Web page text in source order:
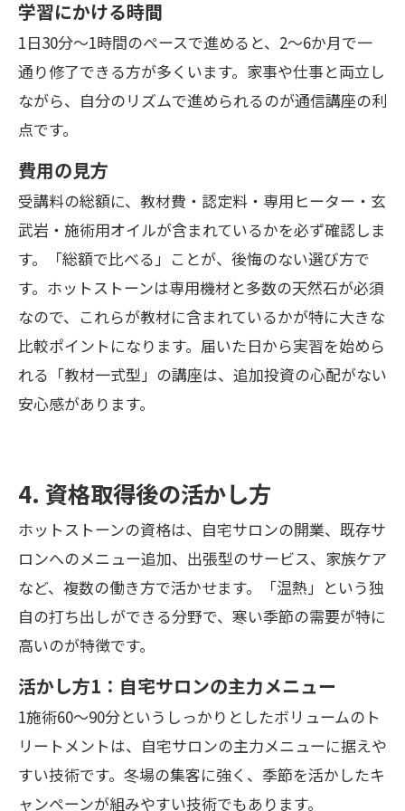
学習にかける時間
1日30分〜1時間のペースで進めると、2〜6か月で一
通り修了できる方が多くいます。家事や仕事と両立し
ながら、自分のリズムで進められるのが通信講座の利
点です。
費用の見方
受講料の総額に、教材費・認定料・専用ヒーター・玄
武岩・施術用オイルが含まれているかを必ず確認しま
す。「総額で比べる」ことが、後悔のない選び方で
す。ホットストーンは専用機材と多数の天然石が必須
なので、これらが教材に含まれているかが特に大きな
比較ポイントになります。届いた日から実習を始めら
れる「教材一式型」の講座は、追加投資の心配がない
安心感があります。
4. 資格取得後の活かし方
ホットストーンの資格は、自宅サロンの開業、既存サ
ロンへのメニュー追加、出張型のサービス、家族ケア
など、複数の働き方で活かせます。「温熱」という独
自の打ち出しができる分野で、寒い季節の需要が特に
高いのが特徴です。
活かし方1：自宅サロンの主力メニュー
1施術60〜90分というしっかりとしたボリュームのト
リートメントは、自宅サロンの主力メニューに据えや
すい技術です。冬場の集客に強く、季節を活かしたキ
ャンペーンが組みやすい技術でもあります。